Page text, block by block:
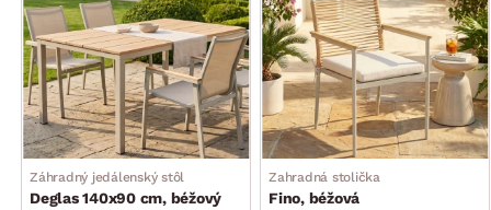
Záhradný jedálenský stôl
Deglas 140x90 cm, béžový
Zahradná stolička
Fino, béžová